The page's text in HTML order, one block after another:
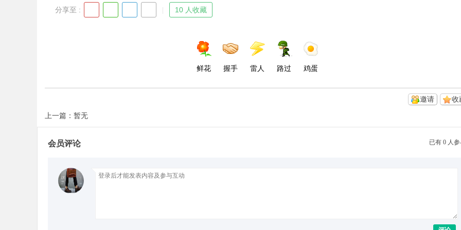
分享至 : 10 人收藏
鲜花 握手 雷人 路过 鸡蛋
收
邀请
上一篇：暂无
已有 0 人
会员评论